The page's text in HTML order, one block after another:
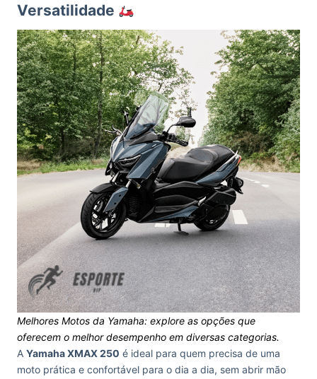
Versatilidade
Melhores Motos da Yamaha: explore as opções que
oferecem o melhor desempenho em diversas categorias.
A Yamaha XMAX 250 é ideal para quem precisa de uma
moto prática e confortável para o dia a dia, sem abrir mão